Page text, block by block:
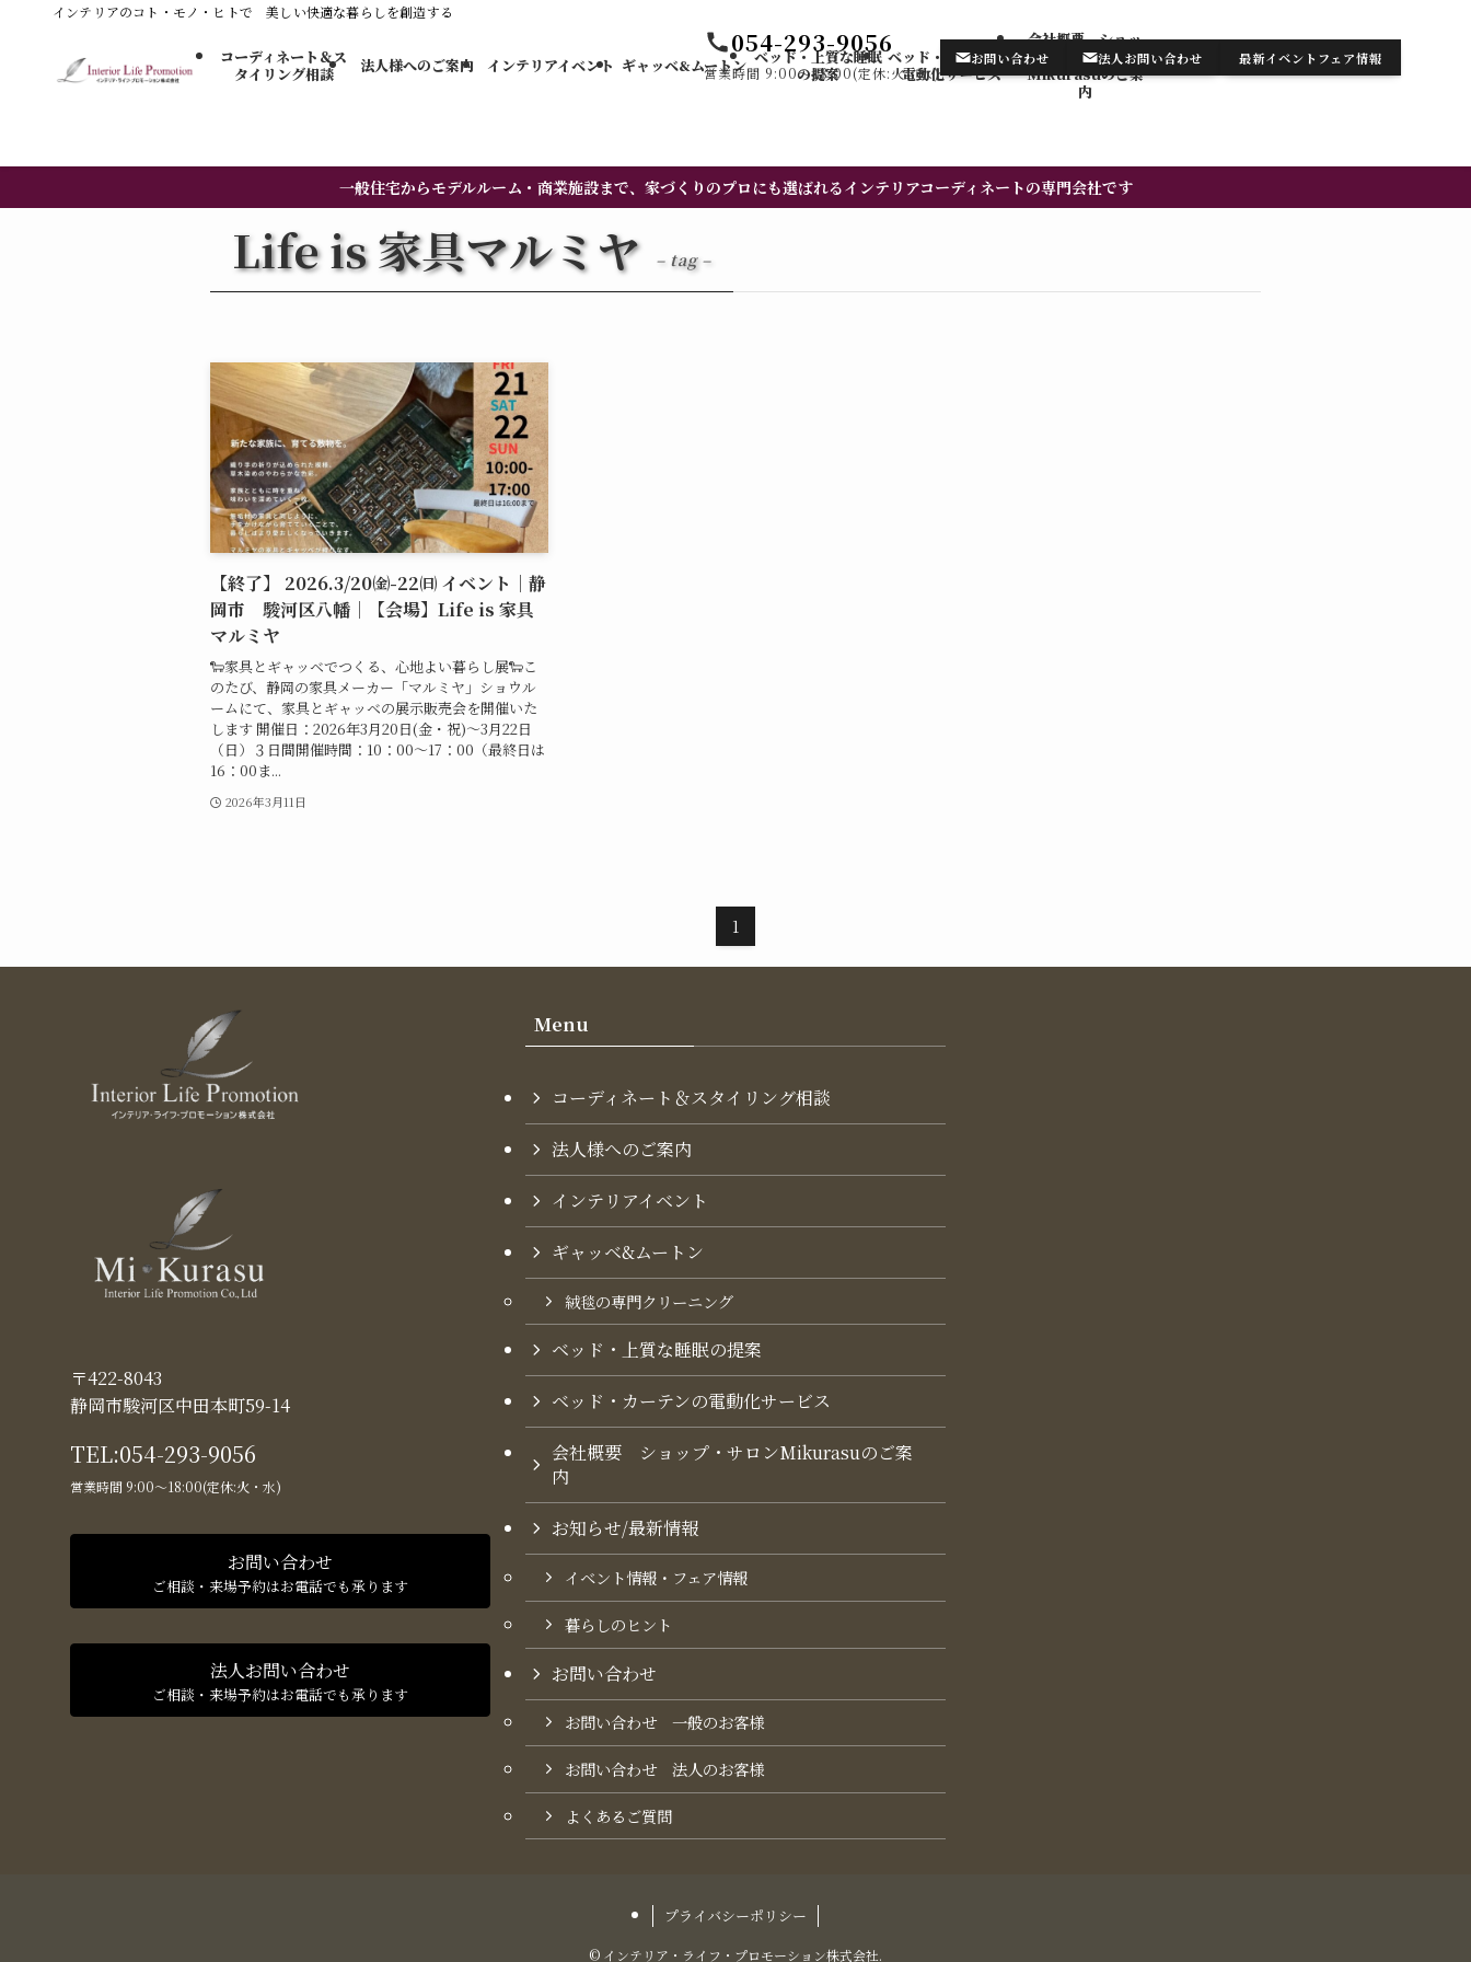
インテリアのコト・モノ・ヒトで 美しい快適な暮らしを創造する
コーディネート＆ス
タイリング​相談
法人様へのご案内 インテリアイベント ギャッベ&ムートン ベッド・上質な睡眠
の提案
ベッド・カーテンの
電動化サービス
会社概要 ショッ
プ・サロン
Mikurasuのご案
内​
お知らせ/最新情報 お問い合わせ
一般住宅からモデルルーム・商業施設まで、家づくりのプロにも選ばれるインテリアコーディネートの専門会社です
Life is 家具マルミヤ – tag –
【終了】 2026.3/20㈮-22㈰ イベント｜静
岡市 駿河区八幡｜【会場】Life is 家具
マルミヤ
🐑家具とギャッベでつくる、心地よい暮らし展🐑こ
のたび、静岡の家具メーカー「マルミヤ」ショウル
ームにて、家具とギャッベの展示販売会を開催いた
します 開催日：2026年3月20日(金・祝)～3月22日
（日）３日間開催時間：10：00～17：00（最終日は
16：00ま...
2026年3月11日
1
054-293-9056
営業時間 9:00〜18:00(定休:火・水)
お問い合わせ 法人お問い合わせ 最新イベントフェア情報
〒422-8043
静岡市駿河区中田本町59-14
TEL:054-293-9056
営業時間 9:00〜18:00(定休:火・水)
お問い合わせ
ご相談・来場予約はお電話でも承ります
法人お問い合わせ
ご相談・来場予約はお電話でも承ります
Menu
コーディネート＆スタイリング​相談
法人様へのご案内
インテリアイベント
ギャッベ&ムートン
絨毯の専門クリーニング
ベッド・上質な睡眠の提案
ベッド・カーテンの電動化サービス
会社概要 ショップ・サロンMikurasuのご案
内​
お知らせ/最新情報
イベント情報・フェア情報
暮らしのヒント
お問い合わせ
お問い合わせ 一般のお客様
お問い合わせ 法人のお客様
よくあるご質問
プライバシーポリシー
© インテリア・ライフ・プロモーション株式会社.